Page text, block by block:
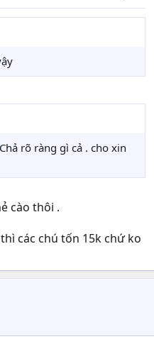
Chả rõ ràng gì cả . cho xin
cào thôi .
thì các chú tốn 15k chứ ko